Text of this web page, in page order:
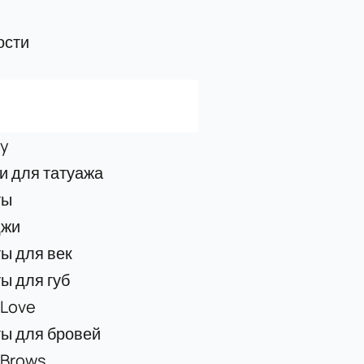
для татуажа
для век
для губ
для бровей